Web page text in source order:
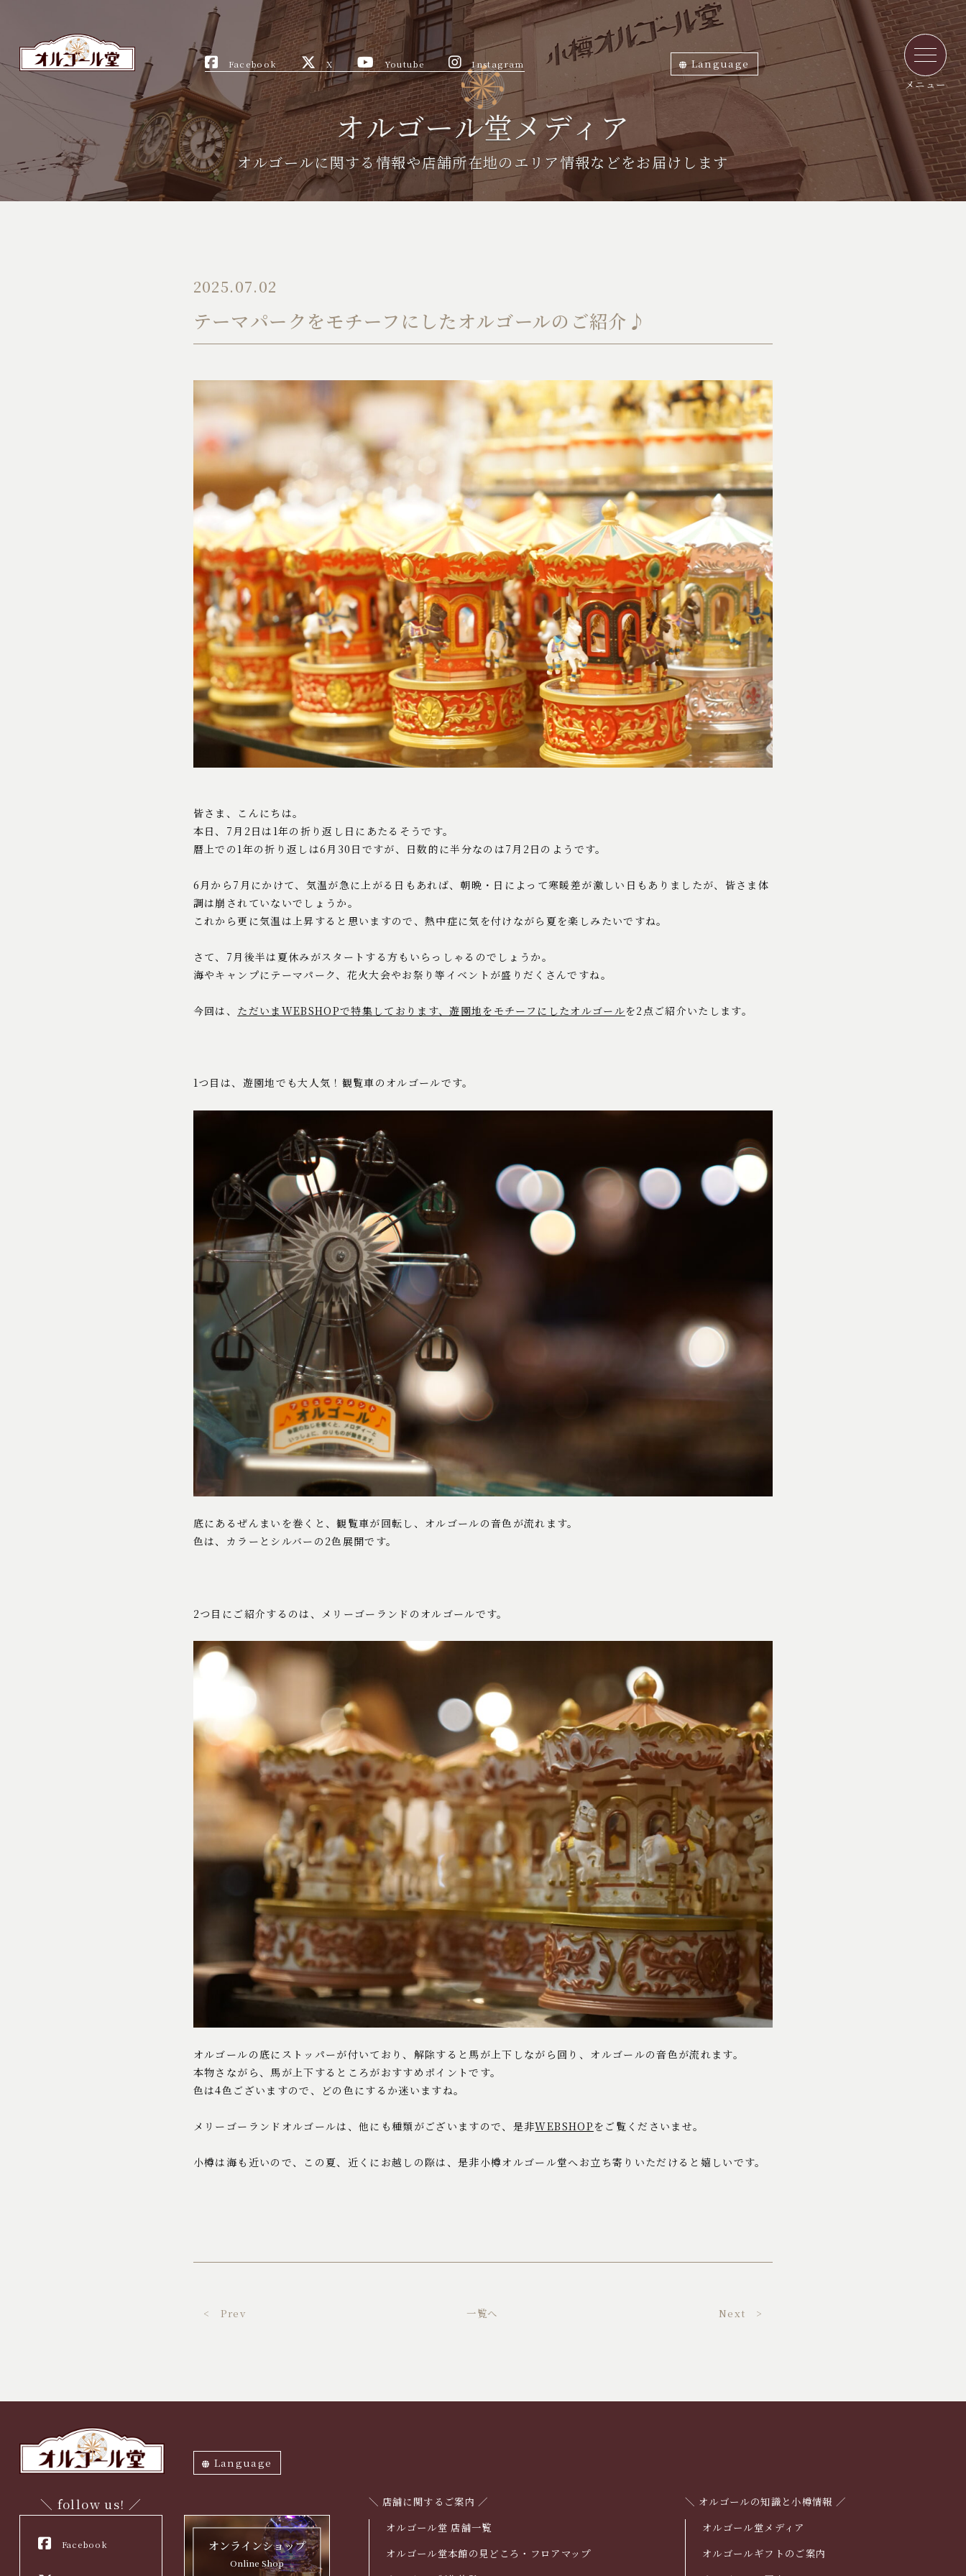
Facebook X Youtube Instagram
Language
English
한국어
中文繁体
中文簡体
ภาษาไทย
日本語 メニュー
オルゴール堂メディア
オルゴールに関する情報や店舗所在地のエリア情報などをお届けします
2025.07.02
テーマパークをモチーフにしたオルゴールのご紹介♪
皆さま、こんにちは。
本日、7月2日は1年の折り返し日にあたるそうです。
暦上での1年の折り返しは6月30日ですが、日数的に半分なのは7月2日のようです。
6月から7月にかけて、気温が急に上がる日もあれば、朝晩・日によって寒暖差が激しい日もありましたが、皆さま体
調は崩されていないでしょうか。
これから更に気温は上昇すると思いますので、熱中症に気を付けながら夏を楽しみたいですね。
さて、7月後半は夏休みがスタートする方もいらっしゃるのでしょうか。
海やキャンプにテーマパーク、花火大会やお祭り等イベントが盛りだくさんですね。
今回は、 ただいまWEBSHOPで特集しております、遊園地をモチーフにしたオルゴールを2点ご紹介いたします。
1つ目は、遊園地でも大人気！観覧車のオルゴールです。
底にあるぜんまいを巻くと、観覧車が回転し、オルゴールの音色が流れます。
色は、カラーとシルバーの2色展開です。
2つ目にご紹介するのは、メリーゴーランドのオルゴールです。
オルゴールの底にストッパーが付いており、解除すると馬が上下しながら回り、オルゴールの音色が流れます。
本物さながら、馬が上下するところがおすすめポイントです。
色は4色ございますので、どの色にするか迷いますね。
メリーゴーランドオルゴールは、他にも種類がございますので、是非WEBSHOP をご覧くださいませ。
小樽は海も近いので、この夏、近くにお越しの際は、是非小樽オルゴール堂へお立ち寄りいただけると嬉しいです。
< Prev 一覧へ Next >
Language
＼ follow us! ／
Facebook オンラインショップ
Online Shop
＼ 店舗に関するご案内 ／
オルゴール堂 店舗一覧
オルゴール堂本館の見どころ・フロアマップ
＼ オルゴールの知識と小樽情報 ／
オルゴール堂メディア
オルゴールギフトのご案内